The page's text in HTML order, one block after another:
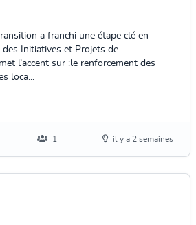
a franchi une étape clé en
des Initiatives et Projets de
l’accent sur :le renforcement des
loca...
1 il y a 2 semaines